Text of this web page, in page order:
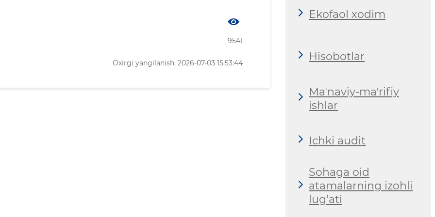
9541
Oxirgi yangilanish: 2026-07-03 15:53:44
Ekofaol xodim
Hisobotlar
Maʼnaviy-maʼrifiy
ishlar
Ichki audit
Sohaga oid
atamalarning izohli
lug‘ati